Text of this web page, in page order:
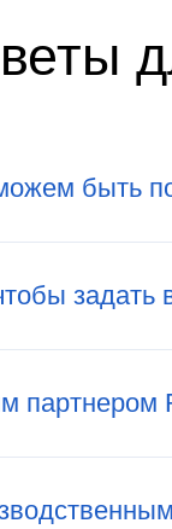
быть
задать
партнером